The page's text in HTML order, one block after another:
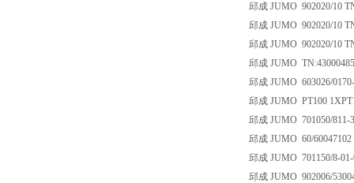
邱成 JUMO 902020/10
邱成 JUMO 902020/10
邱成 JUMO 902020/10
邱成 JUMO
邱成 JUMO 603026/
邱成 JUMO PT100
邱成 JUMO 701050/811-
邱成 JUMO 60/60047102
邱成 JUMO 701150/8-01-
邱成 JUMO 902006/